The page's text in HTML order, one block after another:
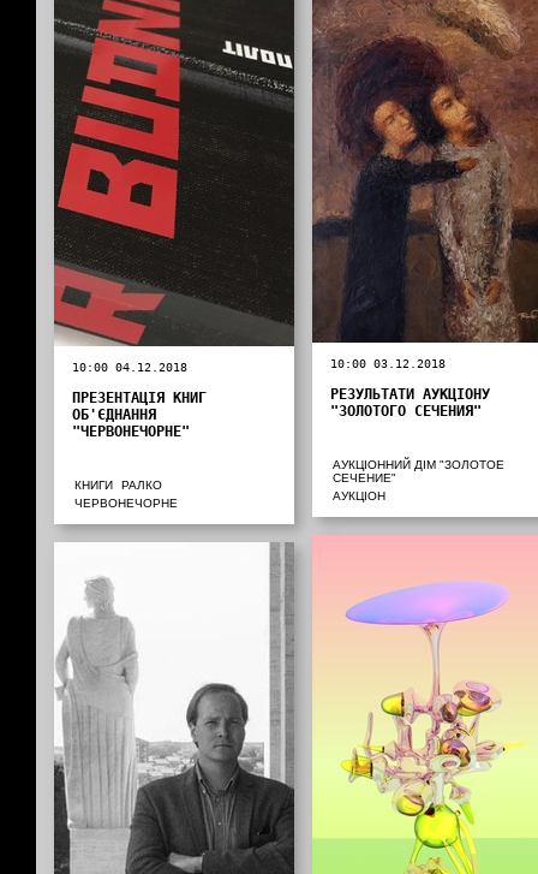
10:00 04.12.2018
ПРЕЗЕНТАЦІЯ КНИГ
ОБ'ЄДНАННЯ
"ЧЕРВОНЕЧОРНЕ"
КНИГИ
РАЛКО
ЧЕРВОНЕЧОРНЕ
10:00 03.12.2018
РЕЗУЛЬТАТИ АУКЦІОНУ
"ЗОЛОТОГО СЕЧЕНИЯ"
АУКЦІОННИЙ ДІМ "ЗОЛОТОЕ
СЕЧЕНИЕ"
АУКЦІОН